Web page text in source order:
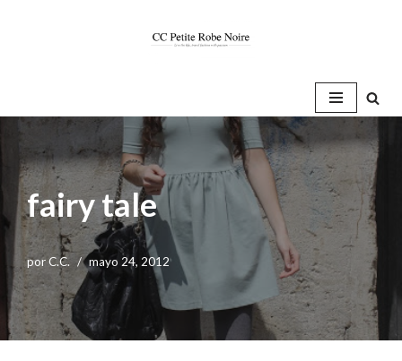
fairy tale
porC.C. mayo 24, 2012